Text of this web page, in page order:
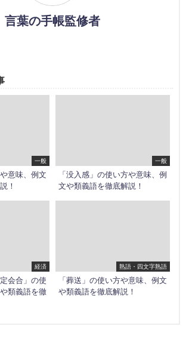
言葉の手帳監修者
一般
意味、例文
！
一般
「没入感」の使い方や意味、例
文や類義語を徹底解説！
経済
会合」の使
類義語を徹
熟語・四文字熟語
「葬送」の使い方や意味、例文
や類義語を徹底解説！